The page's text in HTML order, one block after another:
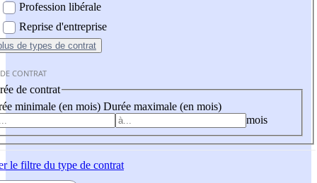
Profession libérale
Reprise d'entreprise
de types de contrat
CONTRAT
de contrat
minimale (en mois) Durée maximale (en mois)
mois
le filtre du type de contrat